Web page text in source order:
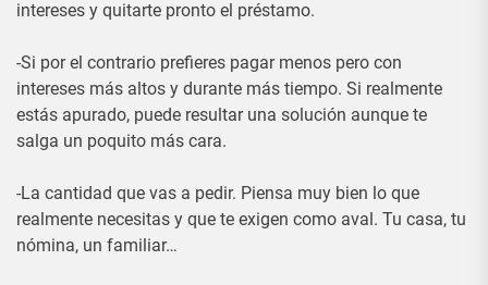
intereses y quitarte pronto el préstamo.
-Si por el contrario prefieres pagar menos pero con
intereses más altos y durante más tiempo. Si realmente
estás apurado, puede resultar una solución aunque te
salga un poquito más cara.
-La cantidad que vas a pedir. Piensa muy bien lo que
realmente necesitas y que te exigen como aval. Tu casa, tu
nómina, un familiar…